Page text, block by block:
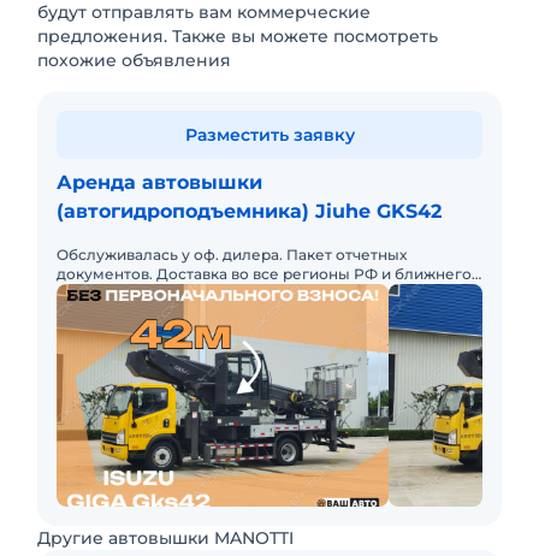
будут отправлять вам коммерческие
предложения. Также вы можете посмотреть
похожие объявления
Аренда автовышки
(автогидроподъемника) Jiuhe GKS42
Обслуживалась у оф. дилера. Пакет отчетных
документов. Доставка во все регионы РФ и ближнего
зарубежья.
Разместить заявку
Другие автовышки MANOTTI